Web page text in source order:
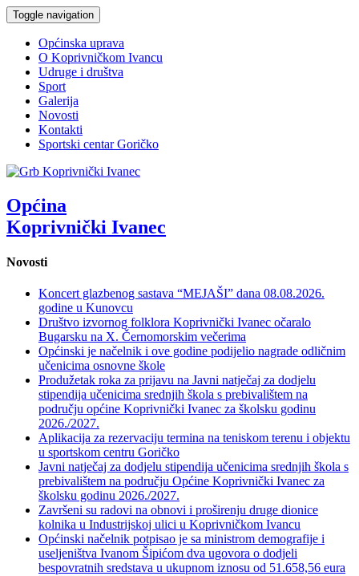
Toggle navigation
Općinska uprava
O Koprivničkom Ivancu
Udruge i društva
Sport
Galerija
Novosti
Kontakti
Sportski centar Goričko
Općina
Koprivnički Ivanec
Novosti
Koncert glazbenog sastava “MEJAŠI” dana 08.08.2026.
godine u Kunovcu
Društvo izvornog folklora Koprivnički Ivanec očaralo
Bugarsku na X. Černomorskim večerima
Općinski je načelnik i ove godine podijelio nagrade odličnim
učenicima osnovne škole
Produžetak roka za prijavu na Javni natječaj za dodjelu
stipendija učenicima srednjih škola s prebivalištem na
području općine Koprivnički Ivanec za školsku godinu
2026./2027.
Aplikacija za rezervaciju termina na teniskom terenu i objektu
u sportskom centru Goričko
Javni natječaj za dodjelu stipendija učenicima srednjih škola s
prebivalištem na području Općine Koprivnički Ivanec za
školsku godinu 2026./2027.
Završeni su radovi na obnovi i proširenju druge dionice
kolnika u Industrijskoj ulici u Koprivničkom Ivancu
Općinski načelnik potpisao je sa ministrom demografije i
useljeništva Ivanom Šipićom dva ugovora o dodjeli
bespovratnih sredstava u ukupnom iznosu od 51.658,56 eura